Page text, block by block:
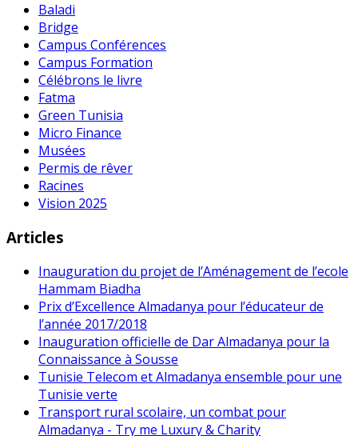
Baladi
Bridge
Campus Conférences
Campus Formation
Célébrons le livre
Fatma
Green Tunisia
Micro Finance
Musées
Permis de rêver
Racines
Vision 2025
Articles
Inauguration du projet de l’Aménagement de l’ecole
Hammam Biadha
Prix d’Excellence Almadanya pour l’éducateur de
l’année 2017/2018
Inauguration officielle de Dar Almadanya pour la
Connaissance à Sousse
Tunisie Telecom et Almadanya ensemble pour une
Tunisie verte
Transport rural scolaire, un combat pour
Almadanya - Try me Luxury & Charity